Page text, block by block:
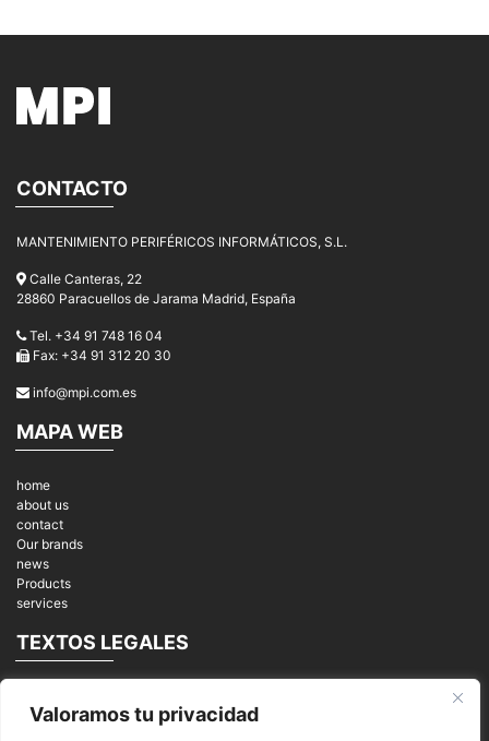
Valoramos tu privacidad
CONTACTO
MANTENIMIENTO PERIFÉRICOS INFORMÁTICOS, S.L.
Calle Canteras, 22
28860 Paracuellos de Jarama Madrid, España
Tel. +34 91 748 16 04
Fax: +34 91 312 20 30
info@mpi.com.es
MAPA WEB
home
about us
contact
Our brands
news
Products
services
TEXTOS LEGALES
Privacy Policy